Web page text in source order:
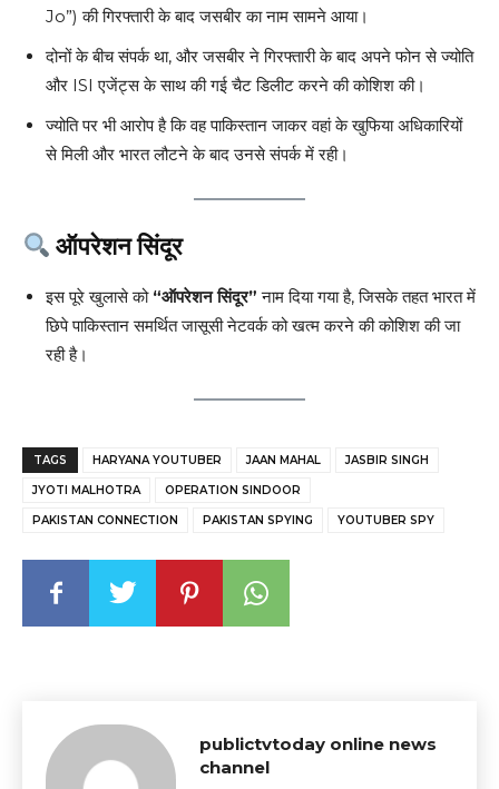
Jo”) की गिरफ्तारी के बाद जसबीर का नाम सामने आया।
दोनों के बीच संपर्क था, और जसबीर ने गिरफ्तारी के बाद अपने फोन से ज्योति
और ISI एजेंट्स के साथ की गई चैट डिलीट करने की कोशिश की।
ज्योति पर भी आरोप है कि वह पाकिस्तान जाकर वहां के खुफिया अधिकारियों
से मिली और भारत लौटने के बाद उनसे संपर्क में रही।
ऑपरेशन सिंदूर
इस पूरे खुलासे को “ऑपरेशन सिंदूर” नाम दिया गया है, जिसके तहत भारत में
छिपे पाकिस्तान समर्थित जासूसी नेटवर्क को खत्म करने की कोशिश की जा
रही है।
TAGS HARYANA YOUTUBER JAAN MAHAL JASBIR SINGH
JYOTI MALHOTRA OPERATION SINDOOR
PAKISTAN CONNECTION PAKISTAN SPYING YOUTUBER SPY
publictvtoday online news
channel